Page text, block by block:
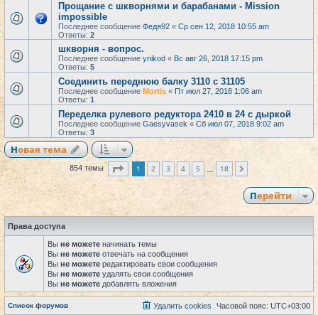
Прощание с шкворнями и барабанами - Mission
impossible
Последнее сообщение Федя92 « Ср сен 12, 2018 10:55 am
Ответы: 2
шкворня - вопрос.
Последнее сообщение ynikod « Вс авг 26, 2018 17:15 pm
Ответы: 5
Соединить переднюю балку 3110 с 31105
Последнее сообщение Mortis « Пт июл 27, 2018 1:06 am
Ответы: 1
Переделка рулевого редуктора 2410 в 24 с дыркой
Последнее сообщение Gaesyvasek « Сб июл 07, 2018 9:02 am
Ответы: 3
Новая тема
854 темы Страница из
1 2 3 4 5 18
Перейти
Права доступа
Вы не можете начинать темы
Вы не можете отвечать на сообщения
Вы не можете редактировать свои сообщения
Вы не можете удалять свои сообщения
Вы не можете добавлять вложения
Список форумов Часовой пояс: UTC+03:00
Удалить cookies